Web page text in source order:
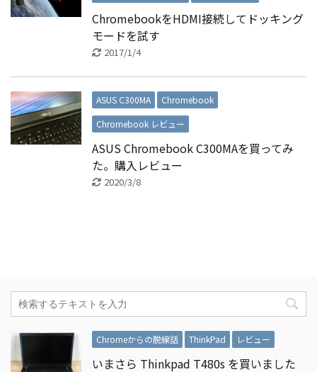
ChromebookをHDMI接続してドッキング
モードを試す
2017/1/4
ASUS C300MA
Chromebook
Chromebook レビュー
ASUS Chromebook C300MAを買ってみ
た。購入レビュー
2020/3/8
Chromeからの脱線話 ThinkPad レビュー
いまさら Thinkpad T480s を買いました